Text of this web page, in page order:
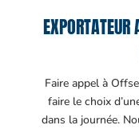
EXPORTATEUR
Faire appel à
faire le choix
dans la journée.